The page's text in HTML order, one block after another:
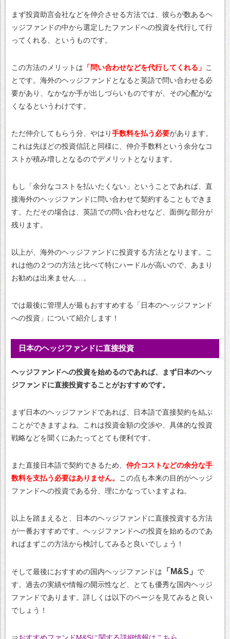
まず投資助言会社などを仲介させる方法では、彼らが数あるヘ
ッジファンドの中から選定したファンドへの投資を代行して行
ってくれる、というものです。
この方法のメリットは 「問い合わせなどを代行してくれる」 こ
とです。海外のヘッジファンドとなると英語で問い合わせる必
要があり、なかなか手が出しづらいものですが、その心配がな
くなるというわけです。
ただ仲介してもらう分、やはり手数料を払う必要があります。
これは先ほどの投資信託と同様に、仲介手数料という余分なコ
ストが積み増しとなるのでデメリットとなります。
もし「余分なコストを払いたくない」ということであれば、直
接海外のヘッジファンドに問い合わせて契約することもできま
す。ただその場合は、英語での問い合わせなど、面倒な部分が
残ります。
以上が、海外のヘッジファンドに投資する方法となります。こ
れは他の２つの方法と比べて特にハードルが高いので、あまり
お勧めは出来ません…。
では最後に管理人が最もおすすめする「日本のヘッジファンド
への投資」について紹介します！
日本のヘッジファンドに直接投資
ヘッジファンドへの投資を始めるのであれば、まず日本のヘッ
ジファンドに直接投資することがおすすめです。
まず日本のヘッジファンドであれば、日本語で直接契約を結ぶ
ことができますよね。これは投資金額の交渉や、具体的な投資
戦略などを聞くにあたってとても便利です。
また直接日本語で契約できるため、 仲介コストなどの余分な手
数料を支払う必要はありません。 この点も本来の目的がヘッジ
ファンドへの投資である分、理にかなっていますよね。
以上を踏まえると、日本のヘッジファンドに直接投資する方法
が一番おすすめです。ヘッジファンドへの投資を始めるのであ
ればまずこの方法から検討してみると良いでしょう！
そして最後におすすめの国内ヘッジファンドは 「M&S」 で
す。過去の実績や情報の開示性など、とても優秀な国内ヘッジ
ファンドであります。詳しくは以下のページを見てみると良い
でしょう！